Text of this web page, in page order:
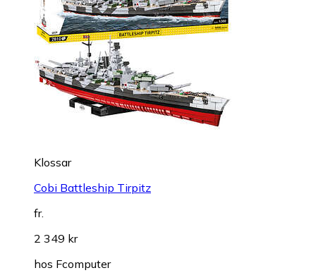
Klossar
Cobi Battleship Tirpitz
fr.
2 349 kr
hos Fcomputer